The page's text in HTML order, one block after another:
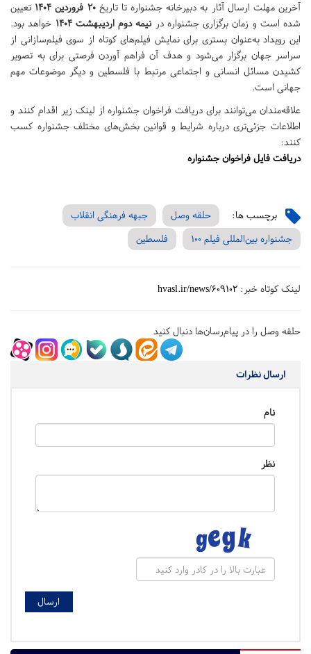
آخرین مهلت ارسال آثار به دبیرخانه جشنواره تا تاریخ۲۰ فروردین ۱۴۰۴
تعیین
شده است و زمان برگزاری جشنواره در نیمه دوم اردیبهشت ۱۴۰۴
خواهد بود.
این رویداد به‌عنوان بستری برای نمایش فیلم‌های کوتاه از سوی فیلم‌سازانی از
سراسر جهان برگزار می‌شود و هدف آن فراهم آوردن فرصتی برای به تصویر
کشیدن مسائل انسانی و اجتماعی مرتبط با فلسطین و دیگر موضوعات مهم
جهانی است.
علاقه‌مندان می‌توانند برای دریافت فراخوان جشنواره از لینک زیر اقدام کنند و
اطلاعات جزئی‌تری درباره شرایط و قوانین بخش‌های مختلف جشنواره کسب
کنند:
دریافت فایل فراخوان جشنواره
برچسب ها: حلقه وصل
جبهه فرهنگی انقلاب
جشنواره بین‌المللی فیلم ۱۰۰
فلسطین
لینک کوتاه خبر: hvasl.ir/news/609102
حلقه وصل را در پیام‌رسان‌ها دنبال کنید
ارسال نظرات
نام
نظر